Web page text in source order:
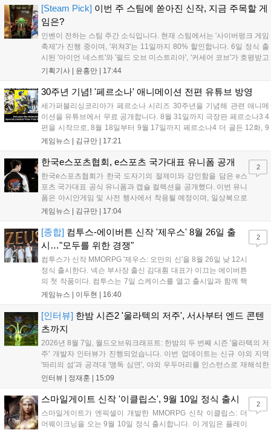
'마블 투혼: 파이팅 소울즈'와 레트로 수리 시뮬레이션 '리스토
리'도 스팀에 정식 출시되었습니다....
[Steam Pick] 이번 주 스팀에 쏟아진 신작, 지금 주목할 게
임은?
인벤이 전하는 스팀 주간 소식입니다. 현재 스팀에서는 '사이버펑크 게임
축제'가 진행 중이며, '위쳐3'는 11일까지 80% 할인합니다. 6일 정식 출
시된 '아이언 네스트'와 '필드 오브 미스트리아', '커세어 코브'가 호평받고
있습니다. 한편, 7일 출시된 '마블 투혼'은 태그 시스템에 대한 호불호가
랜드'는 7년 만의 대규모 업데이트 '라스트 라이츠'와 함께 95% 할인 중
입니다....
기획기사 | 윤홍만 17:44
30주년 기념! '페르소나' 애니메이션 전편 유튜브 방영
세가퍼블리싱코리아가 페르소나 시리즈 30주년을 기념해 관련 애니메
이션을 유튜브에서 무료 공개합니다. 8월 31일까지 극장판 페르소나3 4
편을 시작으로, 8월 18일부터 9월 17일까지 페르소나4 더 골든 12화, 9
월 15일부터 10월 14일까지 페르소나5 시리즈가 순차 공개됩니다. 또한
영상 및 대형 전광판에 소개될 예정입니다....
게임뉴스 | 김규만 17:21
한국e스포츠협회, e스포츠 국가대표 유니폼 공개
한국e스포츠협회가 한국 도자기의 절제미와 강인함을 담은 e스
포츠 국가대표 공식 유니폼과 캡슐 컬렉션을 공개했다. 이번 유니
폼은 아시안게임 및 사전 행사에서 착용될 예정이며, 일상복으로
구성된 컬렉션은 오는 8월 28일부터 골스튜디오 공식 홈페이지
서는 대회 규정에 따라 별도의 유니폼을 착용할 계획이다....
게임뉴스 | 김규만 17:04
2
[종합] 컴투스-에이버튼 신작 '제우스' 8월 26일 출
시…"모두를 위한 경쟁"
컴투스가 신작 MMORPG '제우스: 오만의 신'을 8월 26일 낮 12시
정식 출시한다. 넥슨 부사장 출신 김대훤 대표가 이끄는 에이버튼
의 첫 작품이다. 컴투스는 7일 쇼케이스를 열고 출시일과 함께 핵
심 콘텐츠, 유료화 정책, 운영 방향을 공개했다. 캐릭터명 선점은
의 오만으로 균열이...
게임뉴스 | 이두현 16:40
2
[인터뷰] 한밤 시즌2 '울라텍의 저주', 서사부터 엔드 콘텐
츠까지
2026년 8월 7일, 월드오브워크래프트: 한밤의 두 번째 시즌 '울라텍의 저
주' 개발자 인터뷰가 진행되었습니다. 이번 업데이트는 신규 야외 지역
'똬리의 섬'과 공격대 '맹독 심연', 야외 우두머리를 인스턴스로 재해석한
'소굴'을 포함합니다. 개발진은 하우징 시스템 개선 및 신화+ 던전 로테이
를 표했습니다....
인터뷰 | 정재훈 15:09
스마일게이트 신작 '이클립스', 9월 10일 정식 출시
스마일게이트가 엔픽셀이 개발한 MMORPG 신작 이클립스: 더
어웨이크닝을 오는 9월 10일 정식 출시합니다. 이 게임은 플레이
2